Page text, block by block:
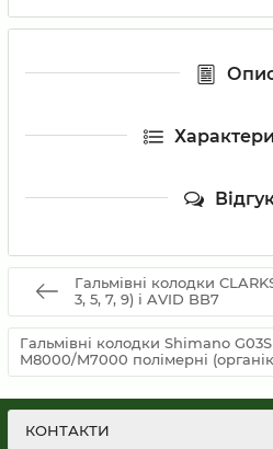
Гальмівні колодки
3, 5, 7, 9) і AVID BB7
Гальмівні колодки Shimano
M8000/M7000 полімерні
КОНТАКТИ